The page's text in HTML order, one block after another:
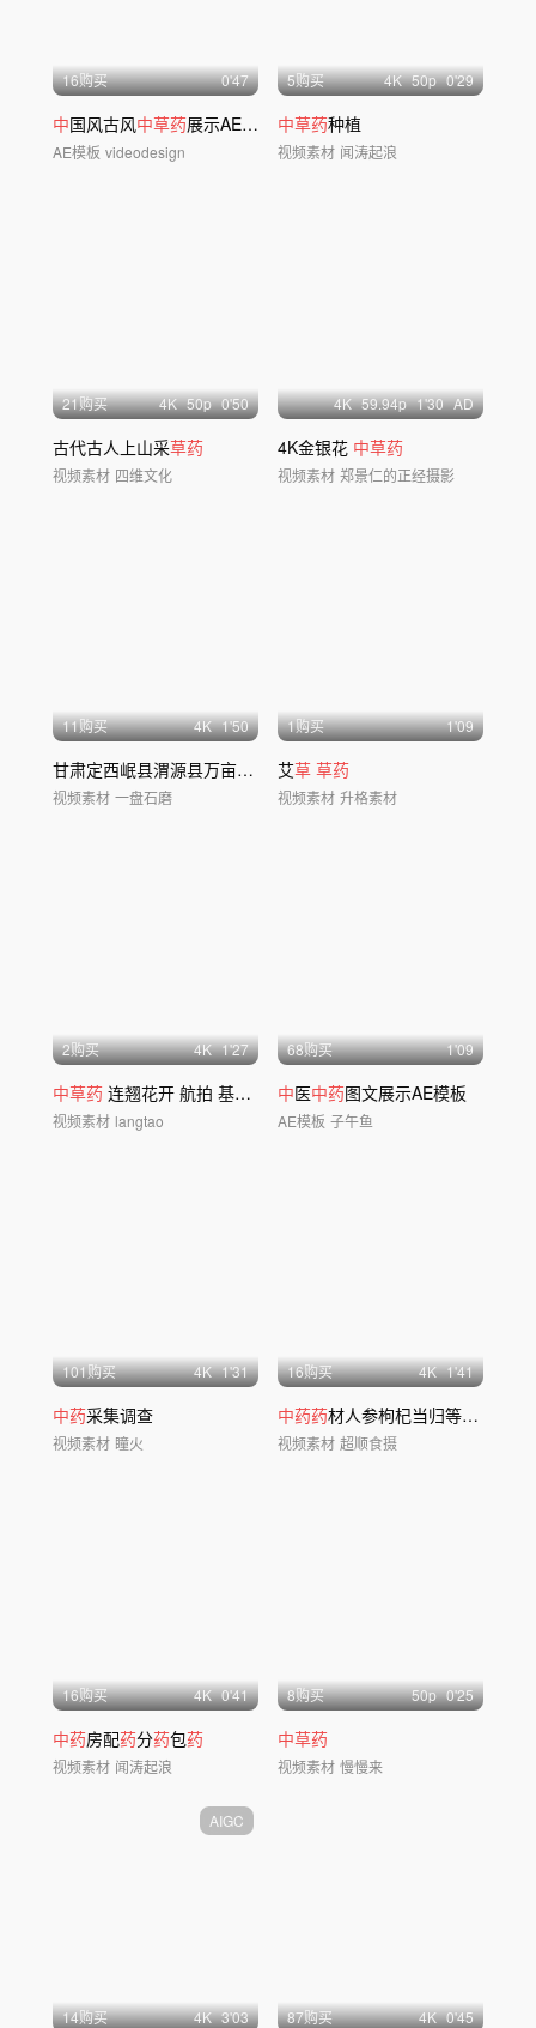
16购买 0'47
中国风古风中草药展示AE片头模版
AE模板 videodesign
5购买 4K 50p 0'29
中草药种植
视频素材 闻涛起浪
21购买 4K 50p 0'50
古代古人上山采草药
视频素材 四维文化
4K 59.94p 1'30 AD
4K金银花 中草药
视频素材 郑景仁的正经摄影
11购买 4K 1'50
甘肃定西岷县渭源县万亩党参黄芪当归种植
视频素材 一盘石磨
1购买 1'09
艾草 草药
视频素材 升格素材
2购买 4K 1'27
中草药 连翘花开 航拍 基地 百万亩
视频素材 langtao
68购买 1'09
中医中药图文展示AE模板
AE模板 子午鱼
101购买 4K 1'31
中药采集调查
视频素材 瞳火
16购买 4K 1'41
中药药材人参枸杞当归等4k视频素材
视频素材 超顺食摄
16购买 4K 0'41
中药房配药分药包药
视频素材 闻涛起浪
8购买 50p 0'25
中草药
视频素材 慢慢来
AIGC
14购买 4K 3'03 87购买 4K 0'45